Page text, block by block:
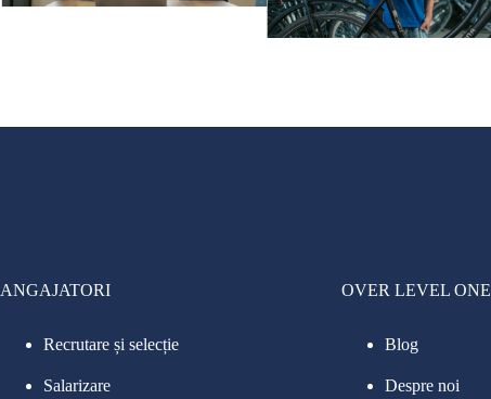
ANGAJATORI
Recrutare și selecție
Salarizare
OVER LEVEL ONE
Blog
Despre noi